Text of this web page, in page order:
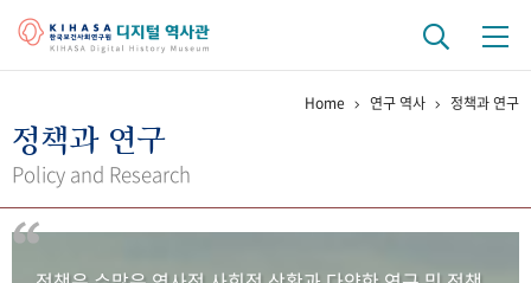
걸어온 길 기관 변천사
연구 역사
정책과 연구 키워드로 보는 연구 역사
연구자들
Home 연구 역사 정책과 연구
정책과 연구
Policy and Research